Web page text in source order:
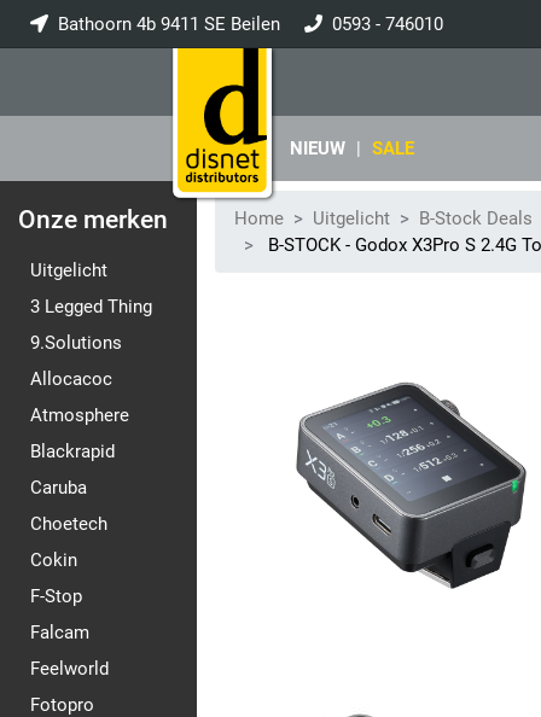
Bathoorn 4b 9411 SE Beilen 0593 - 746010
NIEUW | SALE
Onze merken
Uitgelicht
3 Legged Thing
9.Solutions
Allocacoc
Atmosphere
Blackrapid
Caruba
Choetech
Cokin
F-Stop
Falcam
Feelworld
Fotopro
Home Uitgelicht
B-Stock Deals
B-STOCK - Godox X3Pro S 2.4G